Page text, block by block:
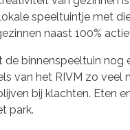
speeltuintje met
naast 100%
binnenspeeltuin
van het RIVM zo veel
bij klachten. Eten
park.